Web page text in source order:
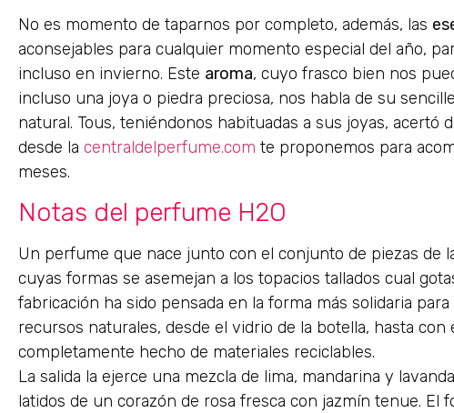
No es momento de taparnos por completo, además, las
aconsejables para cualquier momento especial del año,
incluso en invierno. Este aroma, cuyo frasco bien nos
incluso una joya o piedra preciosa, nos habla de su
natural. Tous, teniéndonos habituadas a sus joyas, acertó
desde la centraldelperfume.com te proponemos para
meses.
Notas del perfume H2O
Un perfume que nace junto con el conjunto de piezas de
cuyas formas se asemejan a los topacios tallados cual
fabricación ha sido pensada en la forma más solidaria
recursos naturales, desde el vidrio de la botella, hasta con
completamente hecho de materiales reciclables.
La salida la ejerce una mezcla de lima, mandarina y
latidos de un corazón de rosa fresca con jazmín tenue. El